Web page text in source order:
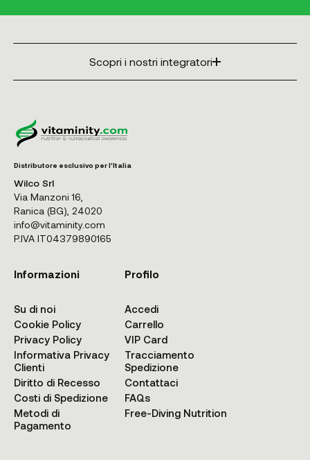
Scopri i nostri integratori
Distributore esclusivo per l'Italia
Wilco Srl
Via Manzoni 16,
Ranica (BG), 24020
info@vitaminity.com
P.IVA IT04379890165
Informazioni
Su di noi
Cookie Policy
Privacy Policy
Informativa Privacy
Clienti
Diritto di Recesso
Costi di Spedizione
Metodi di
Pagamento
Profilo
Accedi
Carrello
VIP Card
Tracciamento
Spedizione
Contattaci
FAQs
Free-Diving Nutrition